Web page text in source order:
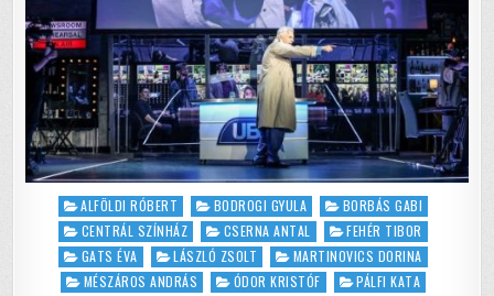
Posted
in
ALFÖLDI RÓBERT BODROGI GYULA
BORBÁS GABI
CENTRÁL SZÍNHÁZ
CSERNA ANTAL
FEHÉR TIBOR
GATS ÉVA
LÁSZLÓ ZSOLT
MARTINOVICS DORINA
MÉSZÁROS ANDRÁS
ÓDOR KRISTÓF
PÁLFI KATA